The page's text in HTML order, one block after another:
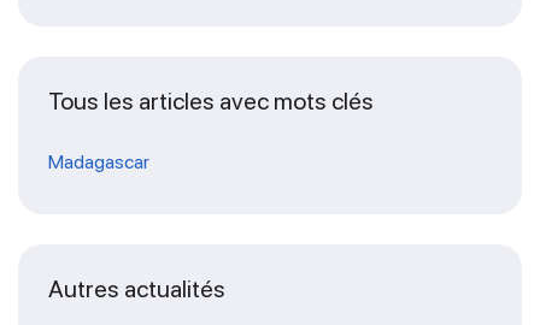
Tous les articles avec mots clés
Madagascar
Autres actualités